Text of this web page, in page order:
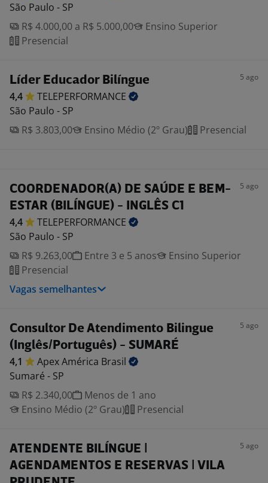
São Paulo - SP
R$ 4.000,00 a R$ 5.000,00
Ensino Superior
Presencial
Líder Educador Bilíngue 5 ago
4,4
TELEPERFORMANCE
São Paulo - SP
R$ 3.803,00
Ensino Médio (2º Grau) Presencial
COORDENADOR(A) DE SAÚDE E BEM-
ESTAR (BILÍNGUE) - INGLÊS C1
5 ago
4,4
TELEPERFORMANCE
São Paulo - SP
R$ 9.263,00
Entre 3 e 5 anos
Ensino Superior
Presencial
Vagas semelhantes
Consultor De Atendimento Bilingue
(Inglês/Português) - SUMARÉ
5 ago
4,1 Apex América Brasil
Sumaré - SP
R$ 2.340,00
Menos de 1 ano
Ensino Médio (2º Grau)
Presencial
ATENDENTE BILÍNGUE |
AGENDAMENTOS E RESERVAS | VILA
5 ago